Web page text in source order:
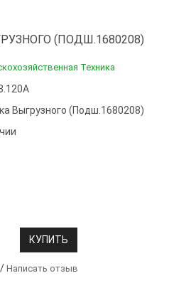
(ПОДШ.1680208)
Техника
Выгрузного (подш.1680208)
КУПИТЬ
/ Написать отзыв